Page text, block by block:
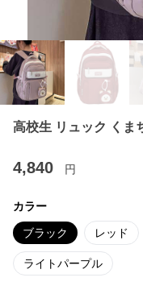
高校生 リュック くま
4,840 円
カラー
ブラック レッド
ライトパープル